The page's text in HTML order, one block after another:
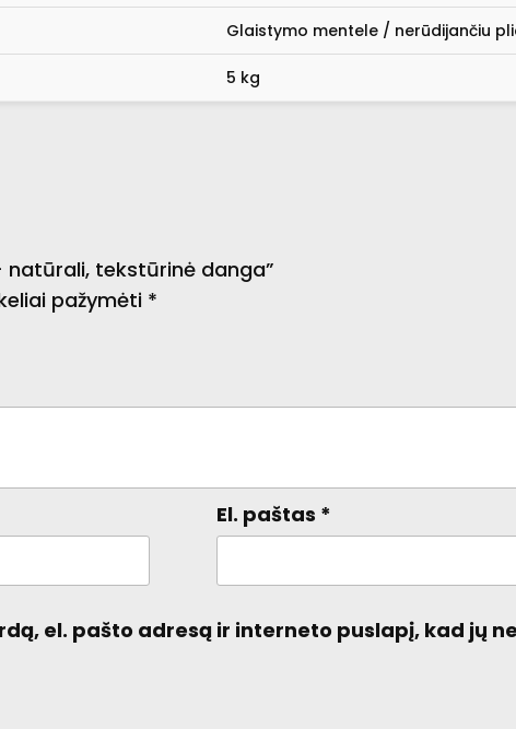
Glaistymo mentele / nerūdijančiu
5 kg
natūrali, tekstūrinė danga”
pažymėti *
El. paštas *
el. pašto adresą ir interneto puslapį, kad jų